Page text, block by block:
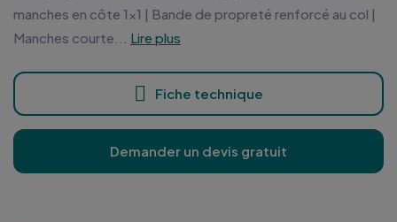
manches en côte 1x1 | Bande de propreté renforcé au col |
Manches courte...
Lire plus
Fiche technique
Demander un devis gratuit